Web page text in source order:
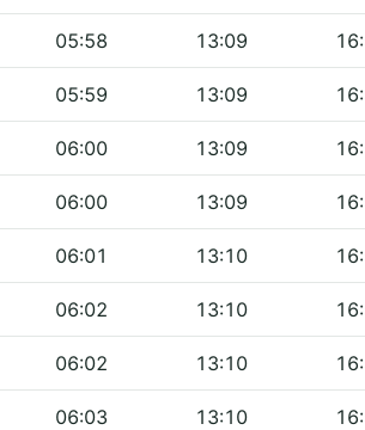
05:58 13:09
05:59 13:09
06:00 13:09
06:00 13:09
06:01 13:10
06:02 13:10
06:02 13:10
06:03 13:10